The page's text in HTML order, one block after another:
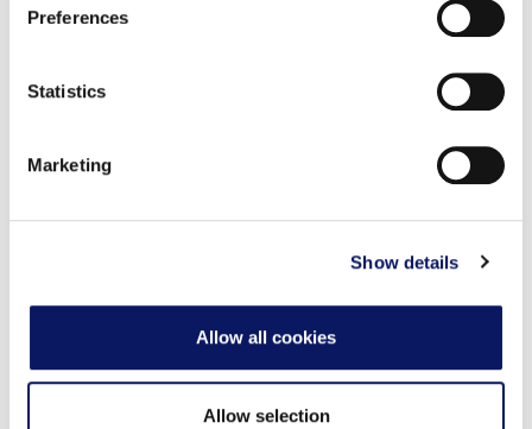
and set your preferences in the
We use cookies to personalise content and ads, to
provide social media features and to analyse our traffic.
our social media, advertising and analytics partners who
provided to them or that they’ve collected from your use
Preferences
Statistics
Marketing
Show details
Allow all cookies
Allow selection
エクスクルーシブ・バン/SUV
最低3時間
リムジン
最低4時間
す。
要予約。
7.Walt Disney World Swan and Dolphin駐車場は有
セルフパーキング
料金
(空車状況による）
各出口につき